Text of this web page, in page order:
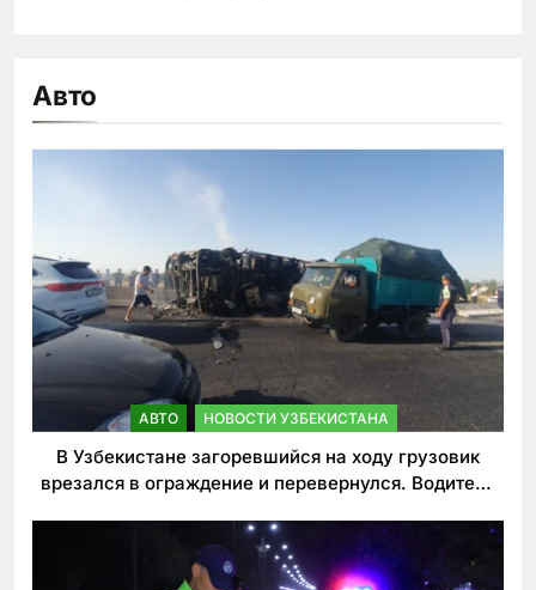
Авто
АВТО НОВОСТИ УЗБЕКИСТАНА
В Узбекистане загоревшийся на ходу грузовик
врезался в ограждение и перевернулся. Водитель